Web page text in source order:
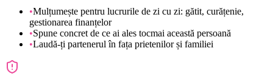
•Mulțumește pentru lucrurile de zi cu zi: gătit, curățenie,
gestionarea finanțelor
•Spune concret de ce ai ales tocmai această persoană
•Laudă-ți partenerul în fața prietenilor și familiei